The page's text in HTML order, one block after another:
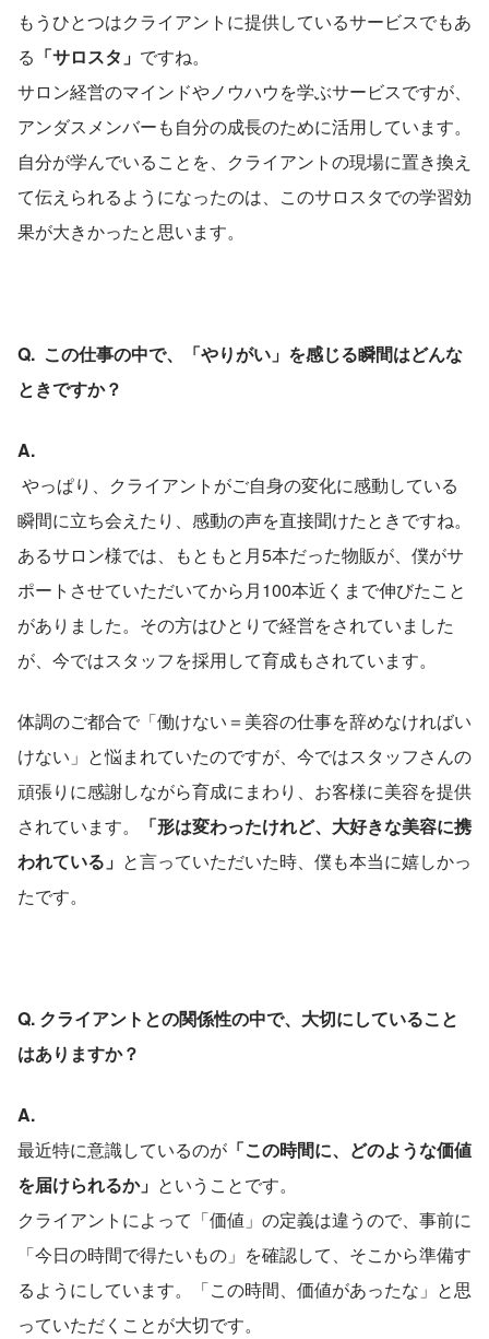
もうひとつはクライアントに提供しているサービスでもあ
る 「サロスタ」 ですね。
サロン経営のマインドやノウハウを学ぶサービスですが、
アンダスメンバーも自分の成長のために活用しています。
自分が学んでいることを、クライアントの現場に置き換え
て伝えられるようになったのは、このサロスタでの学習効
果が大きかったと思います。
Q.  この仕事の中で、「やりがい」を感じる瞬間はどんな
ときですか？
A.
やっぱり、クライアントがご自身の変化に感動している
瞬間に立ち会えたり、感動の声を直接聞けたときですね。
あるサロン様では、もともと月5本だった物販が、僕がサ
ポートさせていただいてから月100本近くまで伸びたこと
がありました。その方はひとりで経営をされていました
が、今ではスタッフを採用して育成もされています。
体調のご都合で「働けない＝美容の仕事を辞めなければい
けない」と悩まれていたのですが、今ではスタッフさんの
頑張りに感謝しながら育成にまわり、お客様に美容を提供
されています。
「形は変わったけれど、大好きな美容に携
われている」 と言っていただいた時、僕も本当に嬉しかっ
たです。
Q. クライアントとの関係性の中で、大切にしていること
はありますか？
A.
最近特に意識しているのが 「この時間に、どのような価値
を届けられるか」 ということです。
クライアントによって「価値」の定義は違うので、事前に
「今日の時間で得たいもの」を確認して、そこから準備す
るようにしています。「この時間、価値があったな」と思
っていただくことが大切です。